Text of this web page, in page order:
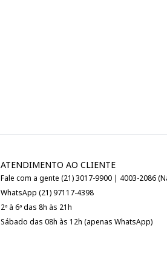
ATENDIMENTO AO CLIENTE
Fale com a gente (21) 3017-9900 | 4003-2086
WhatsApp (21) 97117-4398
2ª à 6ª das 8h às 21h
Sábado das 08h às 12h (apenas WhatsApp)